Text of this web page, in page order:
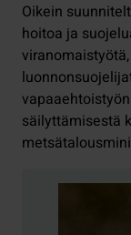
Oikein
hoitoa ja
säilyttämisestä